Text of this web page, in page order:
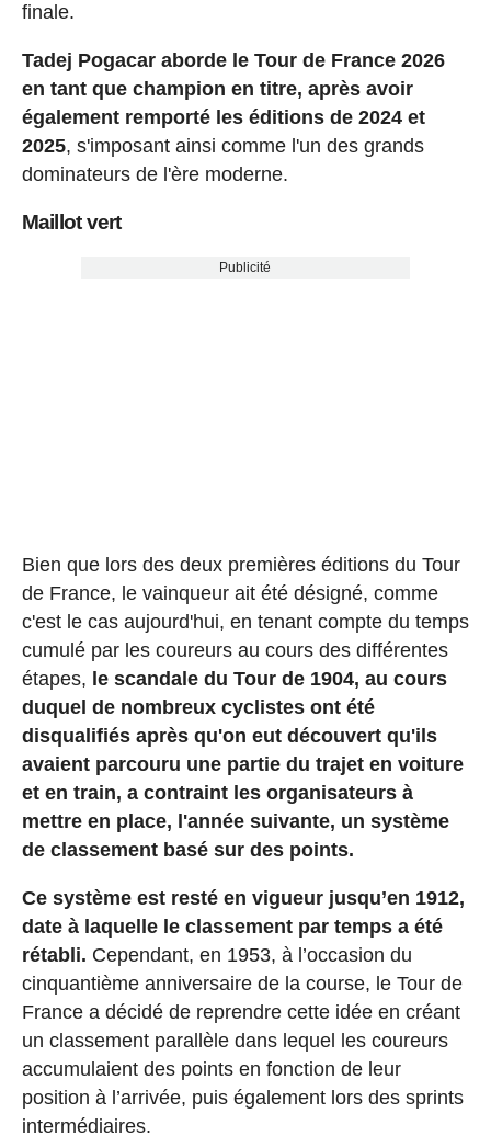
finale.
Tadej Pogacar aborde le Tour de France 2026
en tant que champion en titre, après avoir
également remporté les éditions de 2024 et
2025, s'imposant ainsi comme l'un des grands
dominateurs de l'ère moderne.
Maillot vert
Publicité
Bien que lors des deux premières éditions du Tour
de France, le vainqueur ait été désigné, comme
c'est le cas aujourd'hui, en tenant compte du temps
cumulé par les coureurs au cours des différentes
étapes, le scandale du Tour de 1904, au cours
duquel de nombreux cyclistes ont été
disqualifiés après qu'on eut découvert qu'ils
avaient parcouru une partie du trajet en voiture
et en train, a contraint les organisateurs à
mettre en place, l'année suivante, un système
de classement basé sur des points.
Ce système est resté en vigueur jusqu’en 1912,
date à laquelle le classement par temps a été
rétabli. Cependant, en 1953, à l’occasion du
cinquantième anniversaire de la course, le Tour de
France a décidé de reprendre cette idée en créant
un classement parallèle dans lequel les coureurs
accumulaient des points en fonction de leur
position à l’arrivée, puis également lors des sprints
intermédiaires.